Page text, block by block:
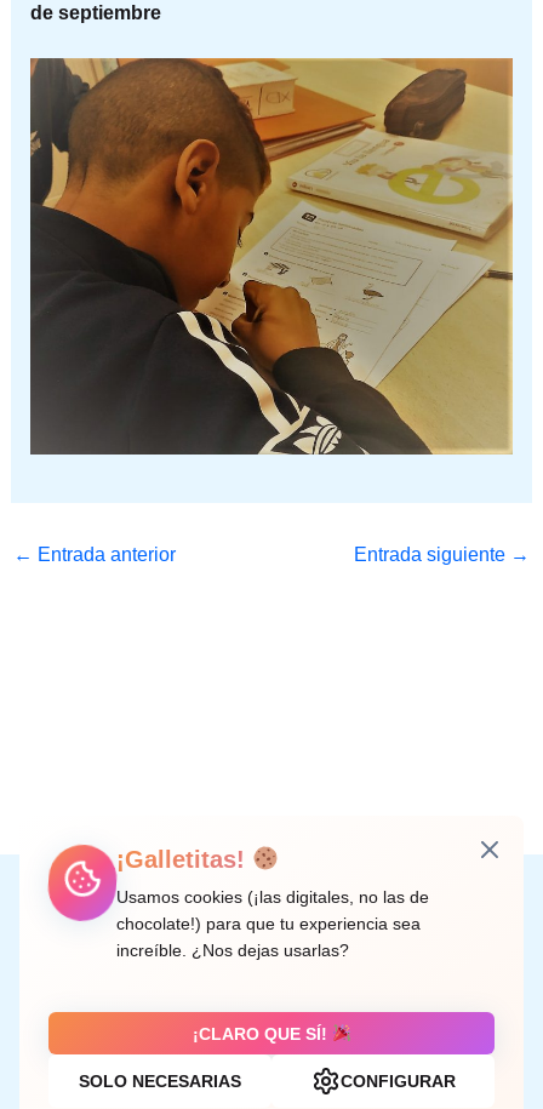
de septiembre
← Entrada anterior Entrada siguiente →
Instagram
Facebook
X LinkedIn
Correo electrónico
C/ Doctor Rodríguez de la Fuente, 8 València
Aviso legal
¡Galletitas!
Usamos cookies (¡las digitales, no las de
chocolate!) para que tu experiencia sea
increíble. ¿Nos dejas usarlas?
¡CLARO QUE SÍ!
SOLO NECESARIAS CONFIGURAR